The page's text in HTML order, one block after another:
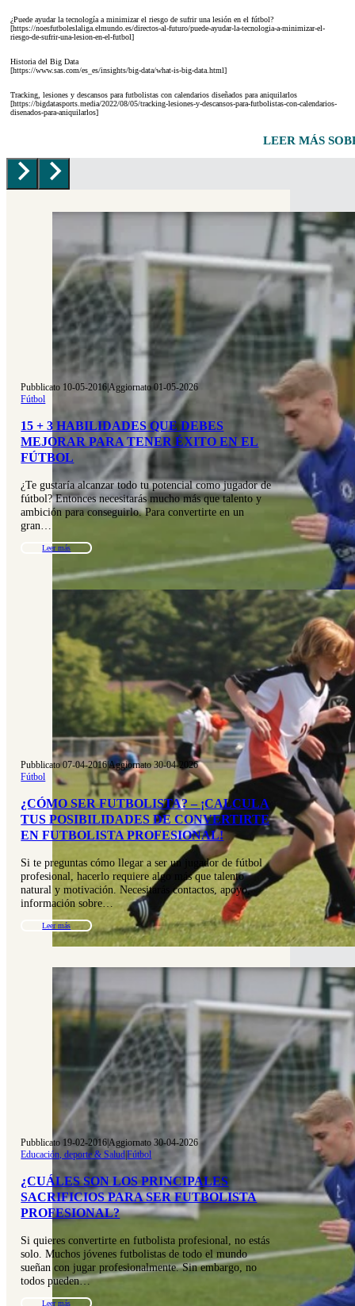
¿Puede ayudar la tecnología a minimizar el riesgo de sufrir una lesión en el fútbol?
[https://noesfutboleslaliga.elmundo.es/directos-al-futuro/puede-ayudar-la-tecnologia-a-minimizar-el-
riesgo-de-sufrir-una-lesion-en-el-futbol]
Historia del Big Data
[https://www.sas.com/es_es/insights/big-data/what-is-big-data.html]
Tracking, lesiones y descansos para futbolistas con calendarios diseñados para aniquilarlos
[https://bigdatasports.media/2022/08/05/tracking-lesiones-y-descansos-para-futbolistas-con-calendarios-
disenados-para-aniquilarlos]
LEER MÁS
Pubblicato 10-05-2016|Aggiornato 01-05-2026
Fútbol
15 + 3 HABILIDADES QUE DEBES
MEJORAR PARA TENER ÉXITO EN EL
FÚTBOL
¿Te gustaría alcanzar todo tu potencial como jugador de
fútbol? Entonces necesitarás mucho más que talento y
ambición para conseguirlo. Para convertirte en un
gran…
Leer más
Pubblicato 07-04-2016|Aggiornato 30-04-2026
Fútbol
¿CÓMO SER FUTBOLISTA? – ¡CALCULA
TUS POSIBILIDADES DE CONVERTIRTE
EN FUTBOLISTA PROFESIONAL!
Si te preguntas cómo llegar a ser un jugador de fútbol
profesional, hacerlo requiere algo más que talento
natural y motivación. Necesitarás contactos, apoyo,
información sobre…
Leer más
Pubblicato 19-02-2016|Aggiornato 30-04-2026
Educación, deporte & Salud|Fútbol
¿CUÁLES SON LOS PRINCIPALES
SACRIFICIOS PARA SER FUTBOLISTA
PROFESIONAL?
Si quieres convertirte en futbolista profesional, no estás
solo. Muchos jóvenes futbolistas de todo el mundo
sueñan con jugar profesionalmente. Sin embargo, no
todos pueden…
Leer más